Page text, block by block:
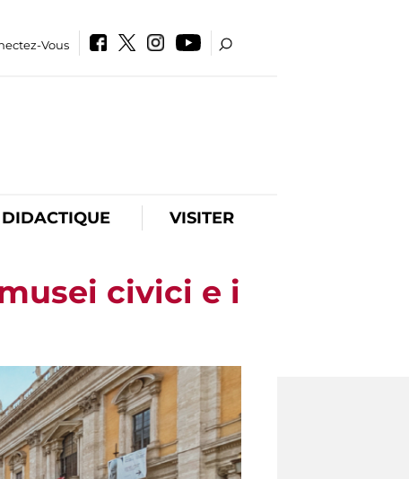
Vous
DIDACTIQUE VISITER
civici e i